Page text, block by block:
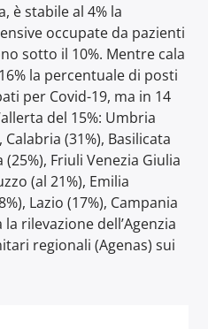
è stabile al 4% la
occupate da pazienti
sotto il 10%. Mentre cala
la percentuale di posti
per Covid-19, ma in 14
del 15%: Umbria
Calabria (31%), Basilicata
(25%), Friuli Venezia Giulia
(al 21%), Emilia
Lazio (17%), Campania
rilevazione dell’Agenzia
regionali (Agenas) sui